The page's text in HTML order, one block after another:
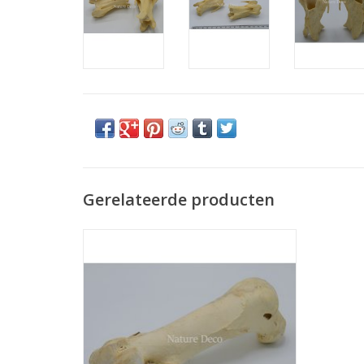
Gerelateerde producten